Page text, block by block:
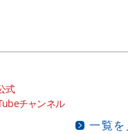
式
チャンネル
一覧を